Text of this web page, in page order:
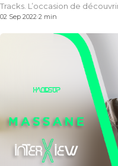
Tracks. L’occasion de
02 Sep 2022·2 min